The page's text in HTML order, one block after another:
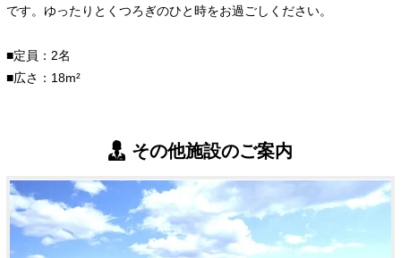
です。ゆったりとくつろぎのひと時をお過ごしください。
■定員：2名
■広さ：18m²
その他施設のご案内